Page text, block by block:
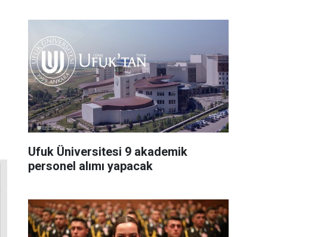
Ufuk Üniversitesi 9 akademik
personel alımı yapacak